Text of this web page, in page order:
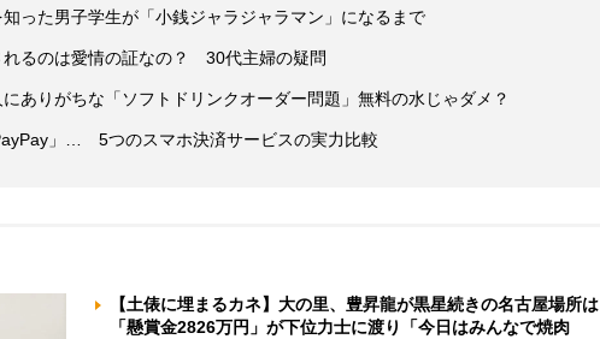
った男子学生が「小銭ジャラジャラマン」になるまで
れるのは愛情の証なの？ 30代主婦の疑問
ありがちな「ソフトドリンクオーダー問題」無料の水じゃダメ？
」… 5つのスマホ決済サービスの実力比較
【土俵に埋まるカネ】大の里、豊昇龍が黒星続きの名古屋場所は
「懸賞金2826万円」が下位力士に渡り「今日はみんなで焼肉